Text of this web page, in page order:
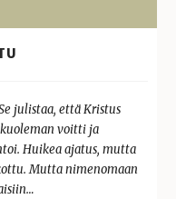
julistaa, että Kristus
voitti ja
Huikea ajatus, mutta
Mutta nimenomaan